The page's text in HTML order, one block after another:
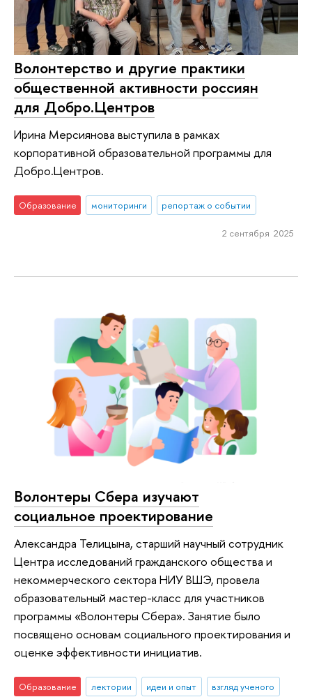
Волонтерство и другие практики
общественной активности россиян
для Добро.Центров
Ирина Мерсиянова выступила в рамках
корпоративной образовательной программы для
Добро.Центров.
Образование мониторинги репортаж о событии
2 сентября 2025
Волонтеры Сбера изучают
социальное проектирование
Александра Телицына, старший научный сотрудник
Центра исследований гражданского общества и
некоммерческого сектора НИУ ВШЭ, провела
образовательный мастер-класс для участников
программы «Волонтеры Сбера». Занятие было
посвящено основам социального проектирования и
оценке эффективности инициатив.
Образование лектории идеи и опыт взгляд ученого